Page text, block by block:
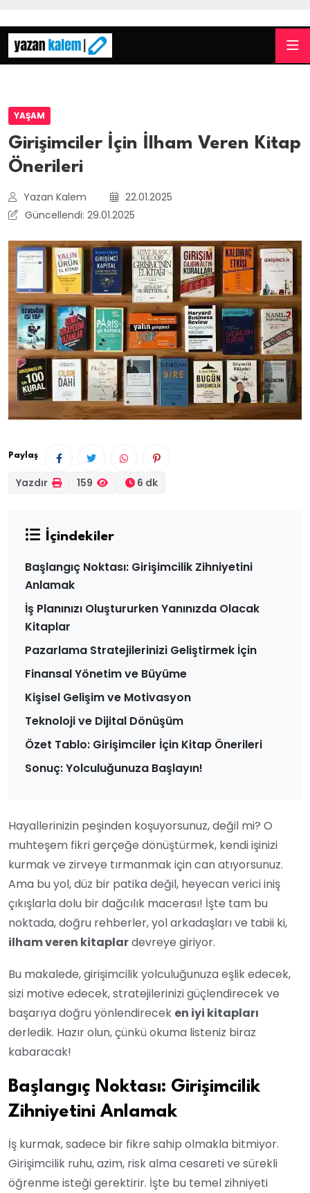
YAŞAM
Girişimciler İçin İlham Veren Kitap
Önerileri
Yazan Kalem
22.01.2025
Güncellendi: 29.01.2025
Paylaş
Yazdır 159 6 dk
İçindekiler
Başlangıç Noktası: Girişimcilik Zihniyetini
Anlamak
İş Planınızı Oluştururken Yanınızda Olacak
Kitaplar
Pazarlama Stratejilerinizi Geliştirmek İçin
Finansal Yönetim ve Büyüme
Kişisel Gelişim ve Motivasyon
Teknoloji ve Dijital Dönüşüm
Özet Tablo: Girişimciler İçin Kitap Önerileri
Sonuç: Yolculuğunuza Başlayın!
Hayallerinizin peşinden koşuyorsunuz, değil mi? O
muhteşem fikri gerçeğe dönüştürmek, kendi işinizi
kurmak ve zirveye tırmanmak için can atıyorsunuz.
Ama bu yol, düz bir patika değil, heyecan verici iniş
çıkışlarla dolu bir dağcılık macerası! İşte tam bu
noktada, doğru rehberler, yol arkadaşları ve tabii ki,
ilham veren kitaplardevreye giriyor.
Bu makalede, girişimcilik yolculuğunuza eşlik edecek,
sizi motive edecek, stratejilerinizi güçlendirecek ve
başarıya doğru yönlendirecek en iyi kitapları
derledik. Hazır olun, çünkü okuma listeniz biraz
kabaracak!
Başlangıç Noktası: Girişimcilik
Zihniyetini Anlamak
İş kurmak, sadece bir fikre sahip olmakla bitmiyor.
Girişimcilik ruhu, azim, risk alma cesareti ve sürekli
öğrenme isteği gerektirir. İşte bu temel zihniyeti